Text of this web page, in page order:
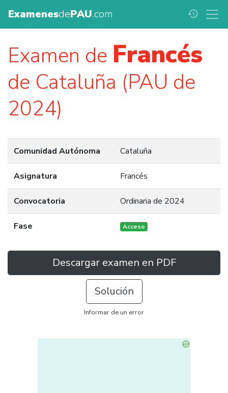
ExamenesdePAU.com history
Examen de Francés
de Cataluña (PAU de
2024)
Comunidad Autónoma Cataluña
Asignatura Francés
Convocatoria Ordinaria de 2024
Fase Acceso
Descargar examen en PDF
Solución
Informar de un error